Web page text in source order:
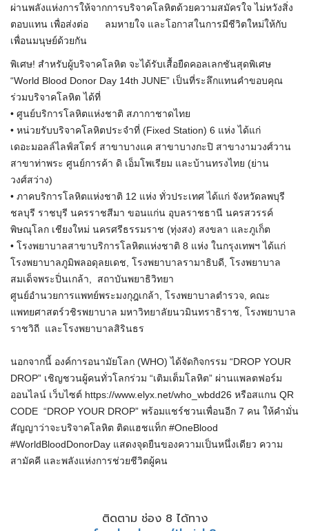
ผ่านพลังแห่งการให้จากการบริจาคโลหิตด้วยความสมัครใจ ไม่หวังสิ่ง
ตอบแทน เพื่อส่งต่อ ลมหายใจ และโอกาสในการมีชีวิตใหม่ให้กับ
เพื่อนมนุษย์ด้วยกัน
พิเศษ! สำหรับผู้บริจาคโลหิต จะได้รับเสื้อยืดคอลเลกชันสุดพิเศษ
“World Blood Donor Day 14th JUNE” เป็นที่ระลึกแทนคำขอบคุณ
ร่วมบริจาคโลหิต ได้ที่
• ศูนย์บริการโลหิตแห่งชาติ สภากาชาดไทย
• หน่วยรับบริจาคโลหิตประจำที่ (Fixed Station) 6 แห่ง ได้แก่
เดอะมอลล์ไลฟ์สโตร์ สาขาบางแค สาขาบางกะปิ สาขางามวงศ์วาน
สาขาท่าพระ ศูนย์การค้า ดิ เอ็มโพเรียม และบ้านทรงไทย (ย่าน
วงศ์สว่าง)
• ภาคบริการโลหิตแห่งชาติ 12 แห่ง ทั่วประเทศ ได้แก่ จังหวัดลพบุรี
ชลบุรี ราชบุรี นครราชสีมา ขอนแก่น อุบลราชธานี นครสวรรค์
พิษณุโลก เชียงใหม่ นครศรีธรรมราช (ทุ่งสง) สงขลา และภูเก็ต
• โรงพยาบาลสาขาบริการโลหิตแห่งชาติ 8 แห่ง ในกรุงเทพฯ ได้แก่
โรงพยาบาลภูมิพลอดุลยเดช, โรงพยาบาลรามาธิบดี, โรงพยาบาล
สมเด็จพระปิ่นเกล้า, สถาบันพยาธิวิทยา
ศูนย์อำนวยการแพทย์พระมงกุฎเกล้า, โรงพยาบาลตำรวจ, คณะ
แพทยศาสตร์วชิรพยาบาล มหาวิทยาลัยนวมินทราธิราช, โรงพยาบาล
ราชวิถี และโรงพยาบาลสิรินธร
นอกจากนี้ องค์การอนามัยโลก (WHO) ได้จัดกิจกรรม “DROP YOUR
DROP” เชิญชวนผู้คนทั่วโลกร่วม “เติมเต็มโลหิต” ผ่านแพลตฟอร์ม
ออนไลน์ เว็บไซต์ https://www.elyx.net/who_wbdd26 หรือสแกน QR
CODE “DROP YOUR DROP” พร้อมแชร์ชวนเพื่อนอีก 7 คน ให้คำมั่น
สัญญาว่าจะบริจาคโลหิต ติดแฮชแท็ก #OneBlood
#WorldBloodDonorDay แสดงจุดยืนของความเป็นหนึ่งเดียว ความ
สามัคคี และพลังแห่งการช่วยชีวิตผู้คน
ติดตาม ช่อง 8 ได้ทาง